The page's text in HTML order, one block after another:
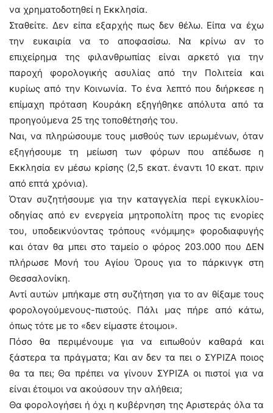
να χρηματοδοτηθεί η Εκκλησία.
Σταθείτε. Δεν είπα εξαρχής πως δεν θέλω. Είπα να έχω
την ευκαιρία να το αποφασίσω. Να κρίνω αν το
επιχείρημα της φιλανθρωπίας είναι αρκετό για την
παροχή φορολογικής ασυλίας από την Πολιτεία και
κυρίως από την Κοινωνία. Το ένα λεπτό που διήρκεσε η
επίμαχη πρόταση Κουράκη εξηγήθηκε απόλυτα από τα
προηγούμενα 25 της τοποθέτησής του.
Ναι, να πληρώσουμε τους μισθούς των ιερωμένων, όταν
εξηγήσουμε τη μείωση των φόρων που απέδωσε η
Εκκλησία εν μέσω κρίσης (2,5 εκατ. έναντι 10 εκατ. πριν
από επτά χρόνια).
Όταν συζητήσουμε για την καταγγελία περί εγκυκλίου-
οδηγίας από εν ενεργεία μητροπολίτη προς τις ενορίες
του, υποδεικνύοντας τρόπους «νόμιμης» φοροδιαφυγής
και όταν θα μπει στο ταμείο ο φόρος 203.000 που ΔΕΝ
πλήρωσε Μονή του Αγίου Όρους για το πάρκινγκ στη
Θεσσαλονίκη.
Αντί αυτών μπήκαμε στη συζήτηση για το αν θίξαμε τους
φορολογούμενους-πιστούς. Πάλι μας πήρε από κάτω,
όπως τότε με το «δεν είμαστε έτοιμοι».
Πόσο θα περιμένουμε για να ειπωθούν καθαρά και
ξάστερα τα πράγματα; Και αν δεν τα πει ο ΣΥΡΙΖΑ ποιος
θα τα πει; Θα πρέπει να γίνουν ΣΥΡΙΖΑ οι πιστοί για να
είναι έτοιμοι να ακούσουν την αλήθεια;
Θα φορολογήσει ή όχι η κυβέρνηση της Αριστεράς όλα τα